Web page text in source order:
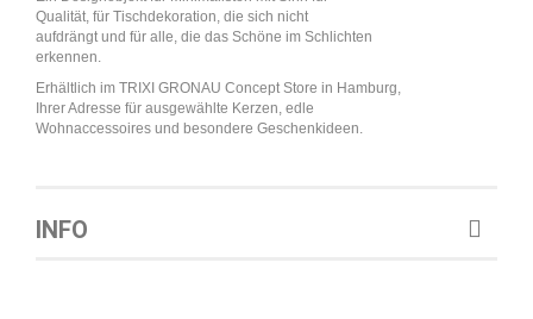
Qualität, für Tischdekoration, die sich nicht
aufdrängt und für alle, die das Schöne im Schlichten
erkennen.
Erhältlich im TRIXI GRONAU Concept Store in Hamburg,
Ihrer Adresse für ausgewählte Kerzen, edle
Wohnaccessoires und besondere Geschenkideen.
INFO